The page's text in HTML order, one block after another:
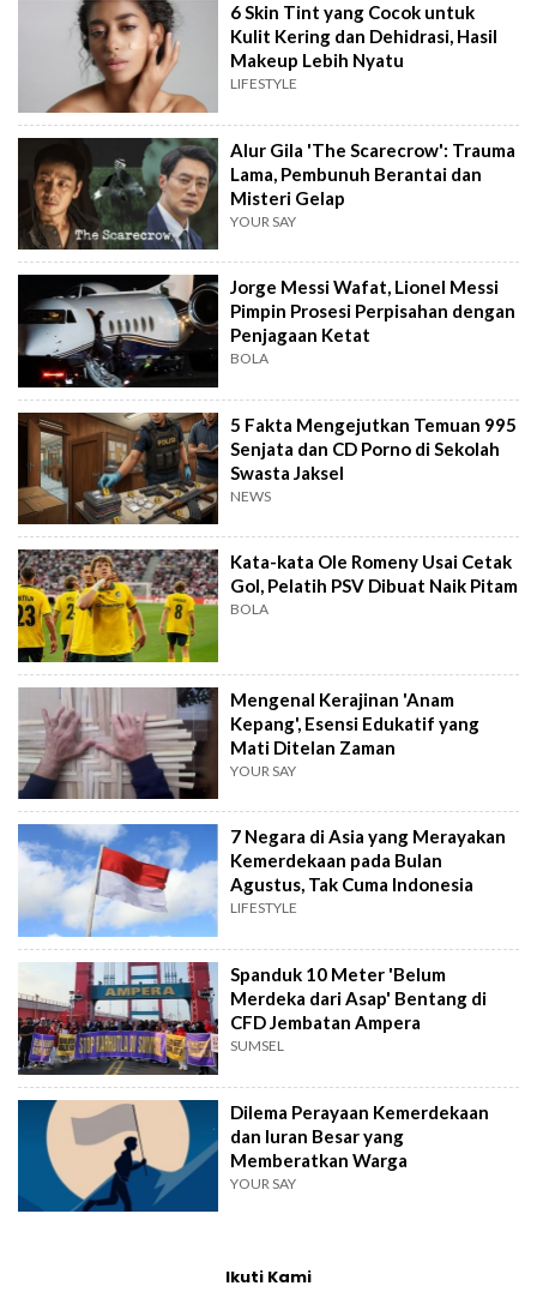
6 Skin Tint yang Cocok untuk
Kulit Kering dan Dehidrasi, Hasil
Makeup Lebih Nyatu
LIFESTYLE
Alur Gila 'The Scarecrow': Trauma
Lama, Pembunuh Berantai dan
Misteri Gelap
YOUR SAY
Jorge Messi Wafat, Lionel Messi
Pimpin Prosesi Perpisahan dengan
Penjagaan Ketat
BOLA
5 Fakta Mengejutkan Temuan 995
Senjata dan CD Porno di Sekolah
Swasta Jaksel
NEWS
Kata-kata Ole Romeny Usai Cetak
Gol, Pelatih PSV Dibuat Naik Pitam
BOLA
Mengenal Kerajinan 'Anam
Kepang', Esensi Edukatif yang
Mati Ditelan Zaman
YOUR SAY
7 Negara di Asia yang Merayakan
Kemerdekaan pada Bulan
Agustus, Tak Cuma Indonesia
LIFESTYLE
Spanduk 10 Meter 'Belum
Merdeka dari Asap' Bentang di
CFD Jembatan Ampera
SUMSEL
Dilema Perayaan Kemerdekaan
dan Iuran Besar yang
Memberatkan Warga
YOUR SAY
Ikuti Kami